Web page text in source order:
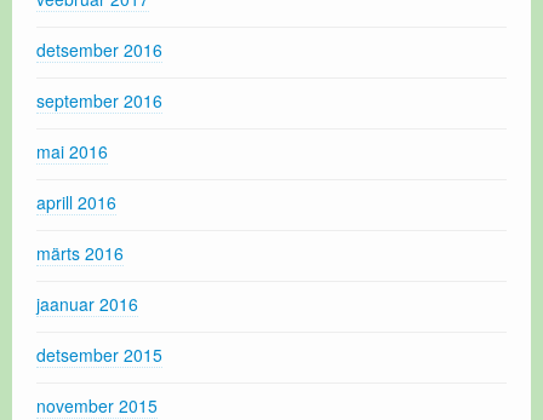
detsember 2016
september 2016
mai 2016
aprill 2016
märts 2016
jaanuar 2016
detsember 2015
november 2015